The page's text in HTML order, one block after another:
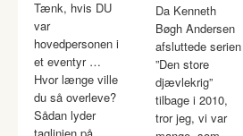
Tænk, hvis DU
var
hovedpersonen i
et eventyr …
Hvor længe ville
du så overleve?
Sådan lyder
Da Kenneth
Bøgh Andersen
afsluttede serien
”Den store
djævlekrig”
tilbage i 2010,
tror jeg, vi var